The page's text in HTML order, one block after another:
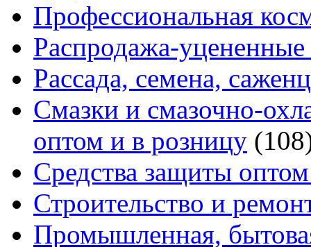
Профессиональная
Распродажа-уцененные
Рассада, семена,
Смазки и смазочно-
оптом и в розницу
Средства защиты
Строительство и
Промышленная,